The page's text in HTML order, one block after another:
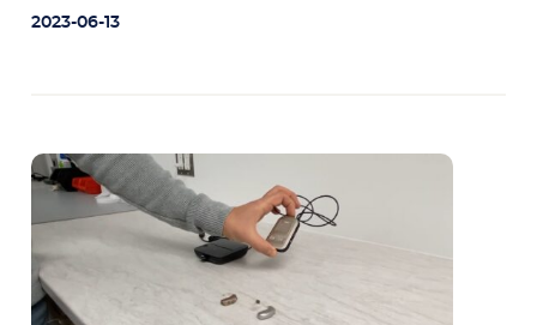
2023-06-13